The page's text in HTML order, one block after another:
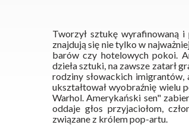
Tworzył sztukę wyrafinowaną
znajdują się nie tylko w
barów czy hotelowych pokoi.
dzieła sztuki, na zawsze zatarł
rodziny słowackich
ukształtował wyobraźnię wielu
Warhol. Amerykański sen"
oddaje głos przyjaciołom,
związane z królem pop-artu.